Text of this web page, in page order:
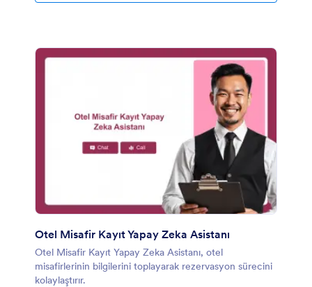
Otel Misafir Kayıt Yapay Zeka Asistanı
Otel Misafir Kayıt Yapay Zeka Asistanı, otel
misafirlerinin bilgilerini toplayarak rezervasyon sürecini
kolaylaştırır.